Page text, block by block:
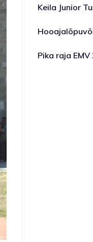
Keila Junior
Pika raja EMV